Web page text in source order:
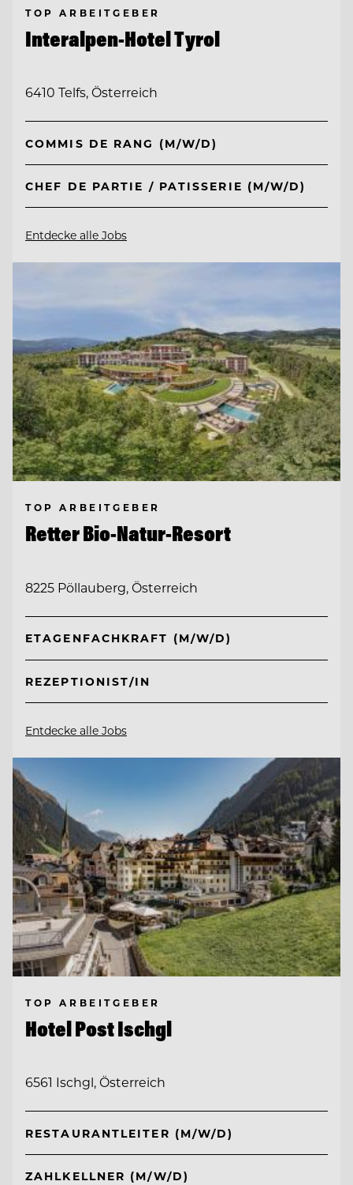
TOP ARBEITGEBER
Interalpen-Hotel Tyrol
6410 Telfs, Österreich
COMMIS DE RANG (M/W/D)
CHEF DE PARTIE / PATISSERIE (M/W/D)
Entdecke alle Jobs
TOP ARBEITGEBER
Retter Bio-Natur-Resort
8225 Pöllauberg, Österreich
ETAGENFACHKRAFT (M/W/D)
REZEPTIONIST/IN
Entdecke alle Jobs
TOP ARBEITGEBER
Hotel Post Ischgl
6561 Ischgl, Österreich
RESTAURANTLEITER (M/W/D)
ZAHLKELLNER (M/W/D)